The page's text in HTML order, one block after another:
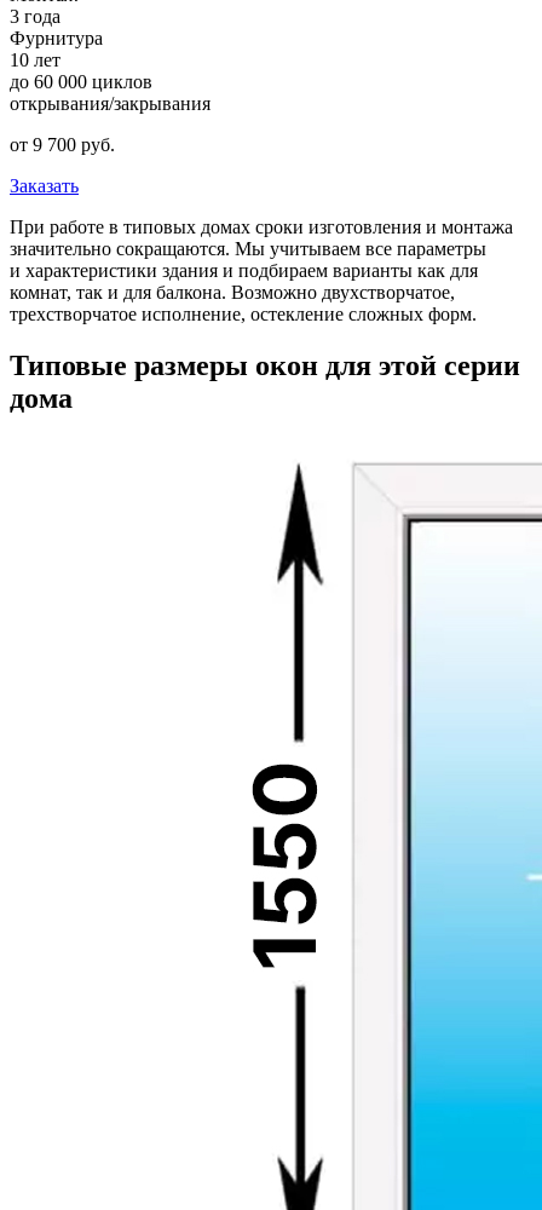
3 года
Фурнитура
10 лет
до 60 000 циклов
открывания/закрывания
от 9 700 pуб.
Заказать
При работе в типовых домах сроки изготовления и монтажа
значительно сокращаются. Мы учитываем все параметры
и характеристики здания и подбираем варианты как для
комнат, так и для балкона. Возможно двухстворчатое,
трехстворчатое исполнение, остекление сложных форм.
Типовые размеры окон для этой серии
дома